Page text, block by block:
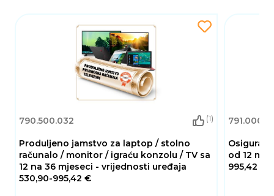
790.500.032 (1)
Produljeno jamstvo za laptop / stolno
računalo / monitor / igraću konzolu / TV sa
12 na 36 mjeseci - vrijednosti uređaja
530,90-995,42 €
od 12
995,42 €